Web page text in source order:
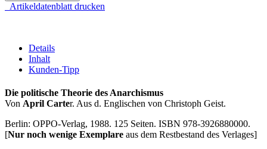
Artikeldatenblatt drucken
Details
Inhalt
Kunden-Tipp
Die politische Theorie des Anarchismus
Von April Carter. Aus d. Englischen von Christoph Geist.
Berlin: OPPO-Verlag, 1988. 125 Seiten. ISBN 978-3926880000.
[Nur noch wenige Exemplare aus dem Restbestand des Verlages]